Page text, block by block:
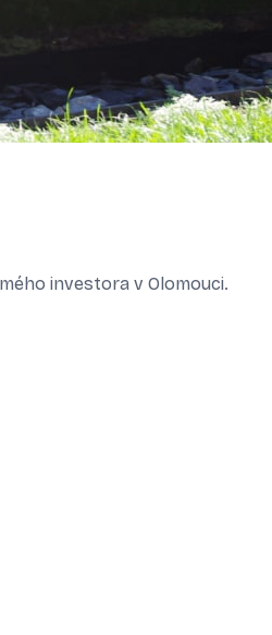
investora v Olomouci.